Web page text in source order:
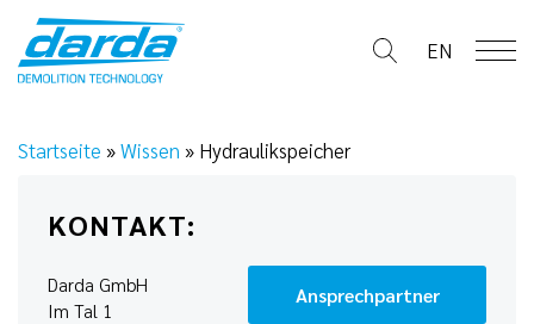
content
EN
Startseite »Wissen » Hydraulikspeicher
KONTAKT:
Darda GmbH
Im Tal 1
Ansprechpartner